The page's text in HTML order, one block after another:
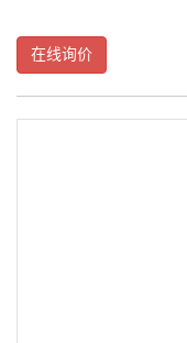
在线询价